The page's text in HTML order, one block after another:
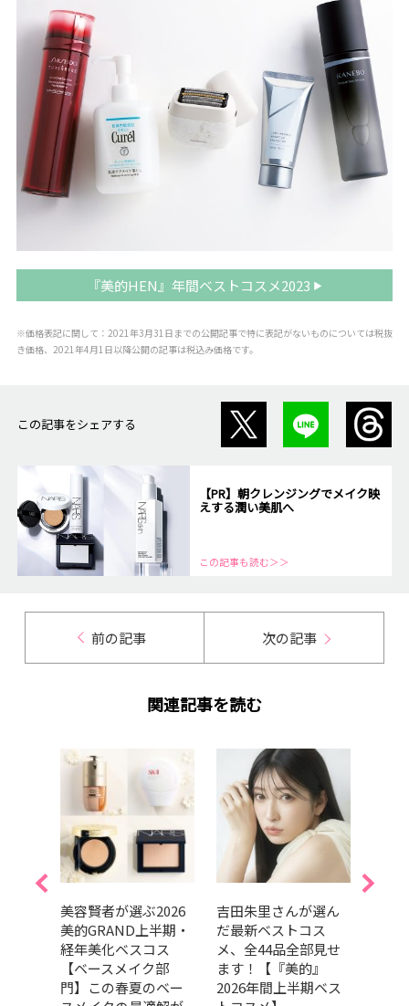
『美的HEN』年間ベストコスメ2023
※価格表記に関して：2021年3月31日までの公開記事で特に表記がないものについては税抜
き価格、2021年4月1日以降公開の記事は税込み価格です。
この記事をシェアする
【PR】朝クレンジングでメイク映
えする潤い美肌へ
この記事も読む＞＞
前の記事 次の記事
関連記事を読む
美容賢者が選ぶ2026
美的GRAND上半期・
経年美化ベスコス
【ベースメイク部
門】この春夏のベー
吉田朱里さんが選ん
だ最新ベストコス
メ、全44品全部見せ
ます！【『美的』
2026年間上半期ベス